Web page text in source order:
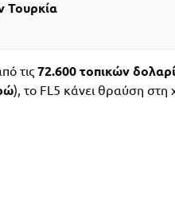
Τουρκία
τις 72.600 τοπικών
), το FL5 κάνει θραύση